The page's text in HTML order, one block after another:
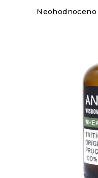
Průměrné
Neohodnoceno